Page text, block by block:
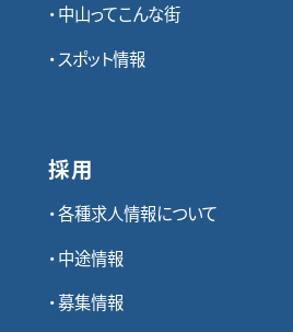
中山ってこんな街
スポット情報
採用
各種求⼈情報について
中途情報
募集情報